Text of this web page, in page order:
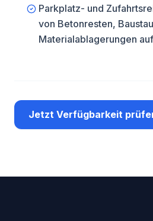
Parkplatz- und
von Betonresten,
Materialablagerungen
Jetzt Verfügbarkeit